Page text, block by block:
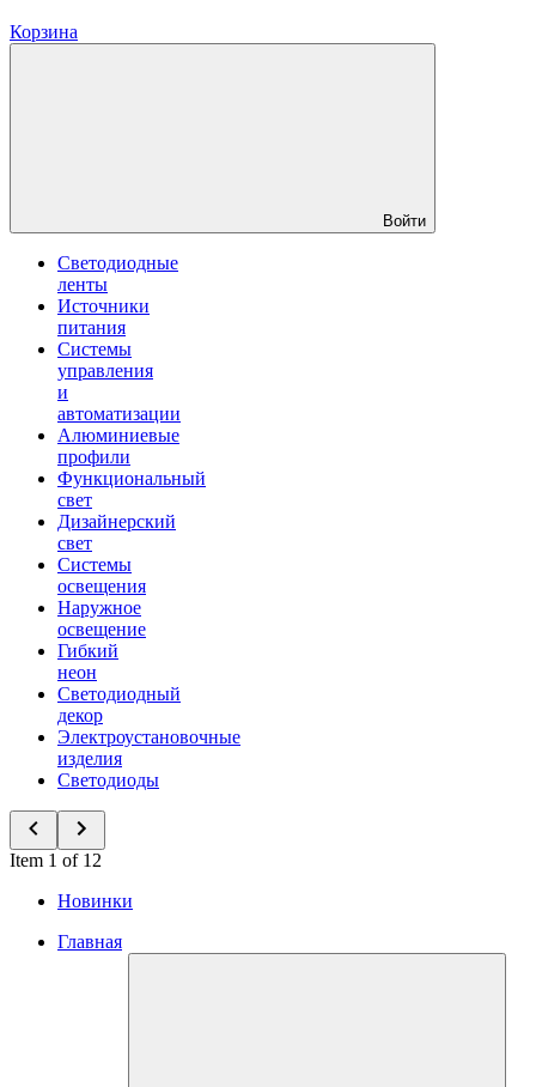
Корзина
Войти
Светодиодные
ленты
Источники
питания
Системы
управления
и
автоматизации
Алюминиевые
профили
Функциональный
свет
Дизайнерский
свет
Системы
освещения
Наружное
освещение
Гибкий
неон
Светодиодный
декор
Электроустановочные
изделия
Светодиоды
Item 1 of 12
Новинки
Главная